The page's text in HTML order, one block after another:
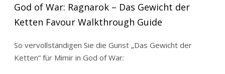
God of War: Ragnarok – Das Gewicht der
Ketten Favour Walkthrough Guide
So vervollständigen Sie die Gunst „Das Gewicht der
Ketten“ für Mimir in God of War: